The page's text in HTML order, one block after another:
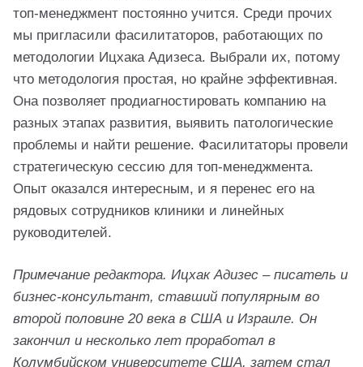
топ-менеджмент постоянно учится. Среди прочих
мы пригласили фасилитаторов, работающих по
методологии Ицхака Адизеса. Выбрали их, потому
что методология простая, но крайне эффективная.
Она позволяет продиагностировать компанию на
разных этапах развития, выявить патологические
проблемы и найти решение. Фасилитаторы провели
стратегическую сессию для топ-менеджмента.
Опыт оказался интересным, и я перенес его на
рядовых сотрудников клиники и линейных
руководителей.
Примечание редактора. Ицхак Адизес – писатель и
бизнес-консультант, ставший популярным во
второй половине 20 века в США и Израиле. Он
закончил и несколько лет проработал в
Колумбийском университете США, затем стал